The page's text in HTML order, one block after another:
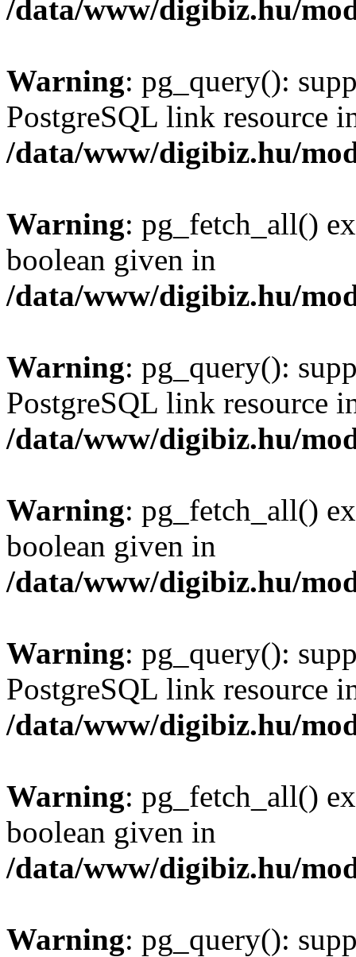
/data/www/digibiz.hu/
Warning: pg_query():
PostgreSQL link resource
/data/www/digibiz.hu/
Warning: pg_fetch_all()
boolean given in
/data/www/digibiz.hu/
Warning: pg_query():
PostgreSQL link resource
/data/www/digibiz.hu/
Warning: pg_fetch_all()
boolean given in
/data/www/digibiz.hu/
Warning: pg_query():
PostgreSQL link resource
/data/www/digibiz.hu/
Warning: pg_fetch_all()
boolean given in
/data/www/digibiz.hu/
Warning: pg_query():